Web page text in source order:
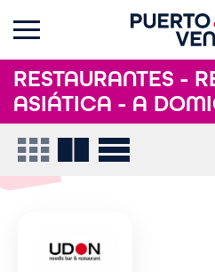
RESTAURANTES -
ASIÁTICA - A